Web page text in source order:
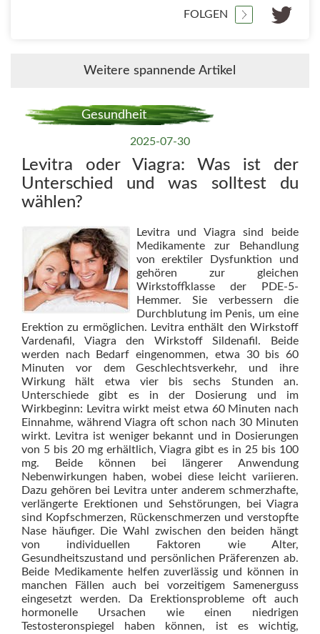
FOLGEN
Weitere spannende Artikel
Gesundheit
2025-07-30
Levitra oder Viagra: Was ist der
Unterschied und was solltest du
wählen?
Levitra und Viagra sind beide
Medikamente zur Behandlung
von erektiler Dysfunktion und
gehören zur gleichen
Wirkstoffklasse der PDE-5-
Hemmer. Sie verbessern die
Durchblutung im Penis, um eine
Erektion zu ermöglichen. Levitra enthält den Wirkstoff
Vardenafil, Viagra den Wirkstoff Sildenafil. Beide
werden nach Bedarf eingenommen, etwa 30 bis 60
Minuten vor dem Geschlechtsverkehr, und ihre
Wirkung hält etwa vier bis sechs Stunden an.
Unterschiede gibt es in der Dosierung und im
Wirkbeginn: Levitra wirkt meist etwa 60 Minuten nach
Einnahme, während Viagra oft schon nach 30 Minuten
wirkt. Levitra ist weniger bekannt und in Dosierungen
von 5 bis 20 mg erhältlich, Viagra gibt es in 25 bis 100
mg. Beide können bei längerer Anwendung
Nebenwirkungen haben, wobei diese leicht variieren.
Dazu gehören bei Levitra unter anderem schmerzhafte,
verlängerte Erektionen und Sehstörungen, bei Viagra
sind Kopfschmerzen, Rückenschmerzen und verstopfte
Nase häufiger. Die Wahl zwischen den beiden hängt
von individuellen Faktoren wie Alter,
Gesundheitszustand und persönlichen Präferenzen ab.
Beide Medikamente helfen zuverlässig und können in
manchen Fällen auch bei vorzeitigem Samenerguss
eingesetzt werden. Da Erektionsprobleme oft auch
hormonelle Ursachen wie einen niedrigen
Testosteronspiegel haben können, ist es wichtig,